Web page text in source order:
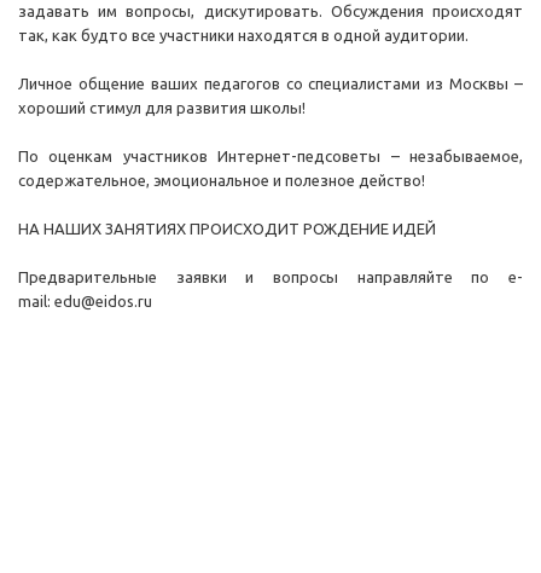
задавать им вопросы, дискутировать. Обсуждения происходят
так, как будто все участники находятся в одной аудитории.
Личное общение ваших педагогов со специалистами из Москвы –
хороший стимул для развития школы!
По оценкам участников Интернет-педсоветы – незабываемое,
содержательное, эмоциональное и полезное действо!
НА НАШИХ ЗАНЯТИЯХ ПРОИСХОДИТ РОЖДЕНИЕ ИДЕЙ
Предварительные заявки и вопросы направляйте по e-
mail: edu@eidos.ru